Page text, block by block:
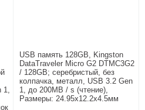
USB память 128GB, Kingston
DataTraveler Micro G2 DTMC3G2
/ 128GB; серебристый, без
колпачка, металл, USB 3.2 Gen
1, до 200MB / s (чтение),
Размеры: 24.95x12.2x4.5мм